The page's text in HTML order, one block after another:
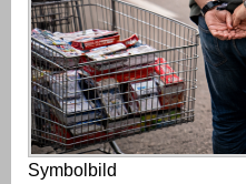
Symbolbild